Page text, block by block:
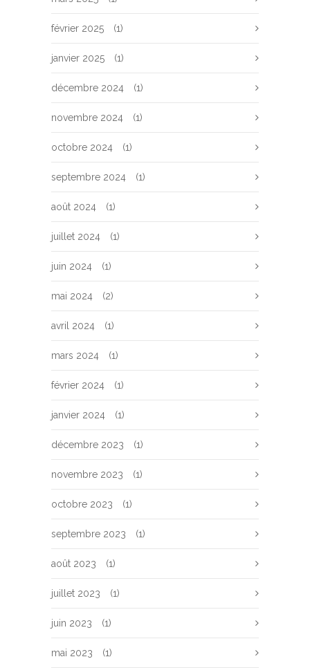
février 2025 (1)
janvier 2025 (1)
décembre 2024 (1)
novembre 2024 (1)
octobre 2024 (1)
septembre 2024 (1)
août 2024 (1)
juillet 2024 (1)
juin 2024 (1)
mai 2024 (2)
avril 2024 (1)
mars 2024 (1)
février 2024 (1)
janvier 2024 (1)
décembre 2023 (1)
novembre 2023 (1)
octobre 2023 (1)
septembre 2023 (1)
août 2023 (1)
juillet 2023 (1)
juin 2023 (1)
mai 2023 (1)